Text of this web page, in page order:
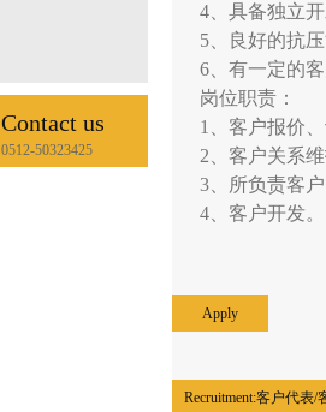
Contact us
0512-50323425
4、具备独立
5、良好的抗
6、有一定的
岗位职责：
1、客户报价
2、客户关系
3、所负责客
4、客户开发
Apply
Recruitment:客户代表/